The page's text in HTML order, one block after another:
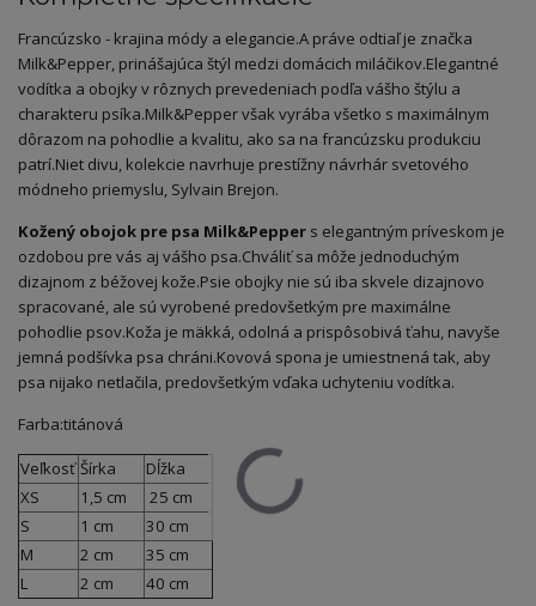
Francúzsko - krajina módy a elegancie.A práve odtiaľ je značka
Milk&Pepper, prinášajúca štýl medzi domácich miláčikov.Elegantné
vodítka a obojky v rôznych prevedeniach podľa vášho štýlu a
charakteru psíka.Milk&Pepper však vyrába všetko s maximálnym
dôrazom na pohodlie a kvalitu, ako sa na francúzsku produkciu
patrí.Niet divu, kolekcie navrhuje prestížny návrhár svetového
módneho priemyslu, Sylvain Brejon.
Kožený obojok pre psa Milk&Pepper s elegantným príveskom je
ozdobou pre vás aj vášho psa.Chváliť sa môže jednoduchým
dizajnom z béžovej kože.Psie obojky nie sú iba skvele dizajnovo
spracované, ale sú vyrobené predovšetkým pre maximálne
pohodlie psov.Koža je mäkká, odolná a prispôsobivá ťahu, navyše
jemná podšívka psa chráni.Kovová spona je umiestnená tak, aby
psa nijako netlačila, predovšetkým vďaka uchyteniu vodítka.
Farba:titánová
Veľkosť Šírka
Dĺžka
XS
1,5 cm
25 cm
S
1 cm
30 cm
M
2 cm
35 cm
L
2 cm 40 cm